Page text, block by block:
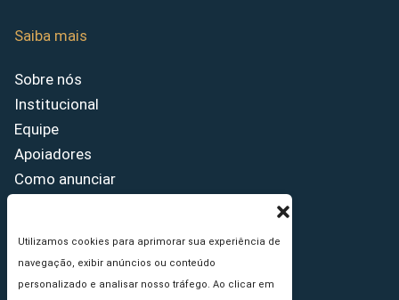
Utilizamos cookies para aprimorar sua experiência de
navegação, exibir anúncios ou conteúdo
personalizado e analisar nosso tráfego. Ao clicar em
Saiba mais
Sobre nós
Institucional
Equipe
Apoiadores
Como anunciar
Princípios Editoriais